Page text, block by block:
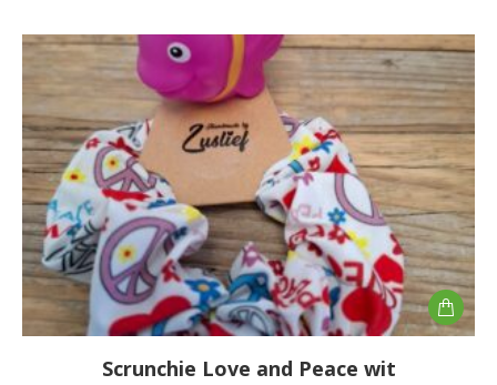
Scrunchie Love and Peace wit